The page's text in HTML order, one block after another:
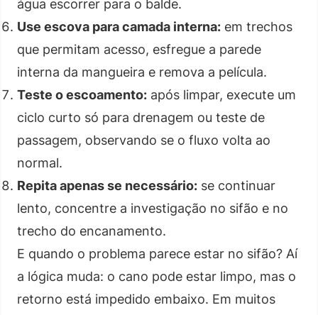
água escorrer para o balde.
Use escova para camada interna: em trechos
que permitam acesso, esfregue a parede
interna da mangueira e remova a película.
Teste o escoamento: após limpar, execute um
ciclo curto só para drenagem ou teste de
passagem, observando se o fluxo volta ao
normal.
Repita apenas se necessário: se continuar
lento, concentre a investigação no sifão e no
trecho do encanamento.
E quando o problema parece estar no sifão? Aí
a lógica muda: o cano pode estar limpo, mas o
retorno está impedido embaixo. Em muitos